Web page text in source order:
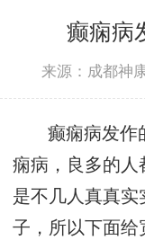
癫痫病
来源：成都神
癫痫病发作
痫病，良多的人
是不几人真真
子，所以下面给